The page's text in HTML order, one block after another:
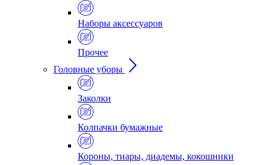
Наборы аксессуаров
Прочее
Головные уборы
Заколки
Колпачки бумажные
Короны, тиары, диадемы, кокошники